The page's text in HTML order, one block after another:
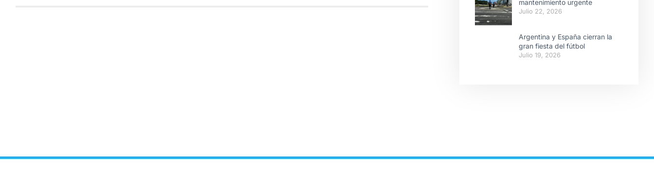
mantenimiento urgente
Julio 22, 2026
Argentina y España cierran la
gran fiesta del fútbol
Julio 19, 2026